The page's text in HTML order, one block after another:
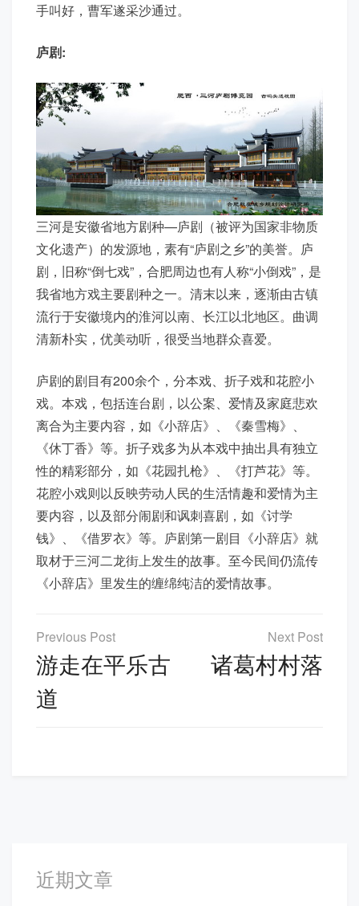
手叫好，曹军遂采沙通过。
庐剧:
三河是安徽省地方剧种—庐剧（被评为国家非物质
文化遗产）的发源地，素有“庐剧之乡”的美誉。庐
剧，旧称“倒七戏”，合肥周边也有人称“小倒戏”，是
我省地方戏主要剧种之一。清末以来，逐渐由古镇
流行于安徽境内的淮河以南、长江以北地区。曲调
清新朴实，优美动听，很受当地群众喜爱。
庐剧的剧目有200余个，分本戏、折子戏和花腔小
戏。本戏，包括连台剧，以公案、爱情及家庭悲欢
离合为主要内容，如《小辞店》、《秦雪梅》、
《休丁香》等。折子戏多为从本戏中抽出具有独立
性的精彩部分，如《花园扎枪》、《打芦花》等。
花腔小戏则以反映劳动人民的生活情趣和爱情为主
要内容，以及部分闹剧和讽刺喜剧，如《讨学
钱》、《借罗衣》等。庐剧第一剧目《小辞店》就
取材于三河二龙街上发生的故事。至今民间仍流传
《小辞店》里发生的缠绵纯洁的爱情故事。
文
章
导
航
游走在平乐古
道
诸葛村村落
近期文章